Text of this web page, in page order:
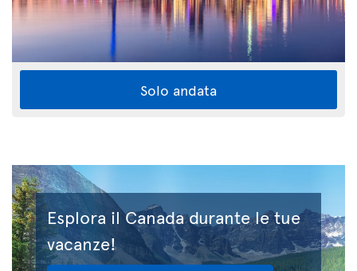
Solo andata
Esplora il Canada durante le tue
vacanze!